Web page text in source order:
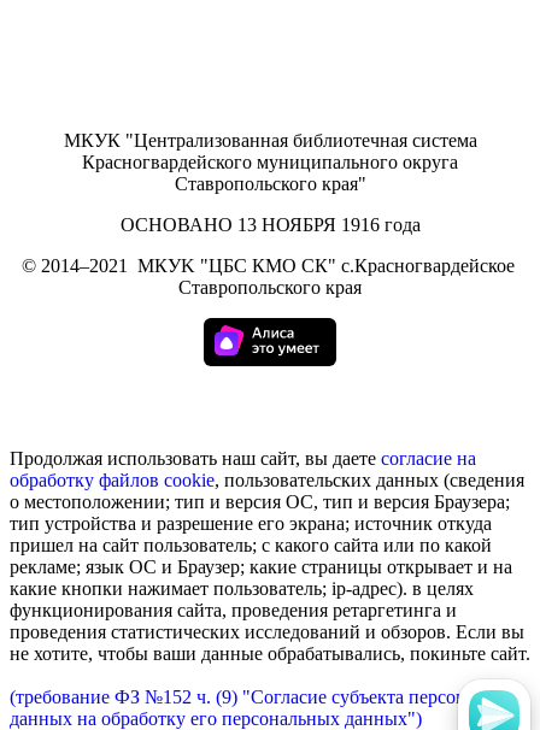
МКУК "Централизованная библиотечная система
Красногвардейского муниципального округа
Ставропольского края"
ОСНОВАНО 13 НОЯБРЯ 1916 года
© 2014–2021
МКУK "ЦБС КМО СК" с.Красногвардейское
Ставропольского края
Продолжая использовать наш сайт, вы даете согласие на
обработку файлов cookie, пользовательских данных (сведения
о местоположении; тип и версия ОС, тип и версия Браузера;
тип устройства и разрешение его экрана; источник откуда
пришел на сайт пользователь; с какого сайта или по какой
рекламе; язык ОС и Браузер; какие страницы открывает и на
какие кнопки нажимает пользователь; ip-адрес). в целях
функционирования сайта, проведения ретаргетинга и
проведения статистических исследований и обзоров. Если вы
не хотите, чтобы ваши данные обрабатывались, покиньте сайт.
(требование ФЗ №152 ч. (9) "Согласие субъекта персональных
данных на обработку его персональных данных")